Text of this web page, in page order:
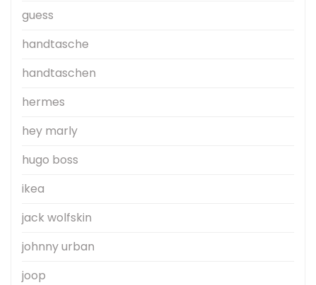
guess
handtasche
handtaschen
hermes
hey marly
hugo boss
ikea
jack wolfskin
johnny urban
joop